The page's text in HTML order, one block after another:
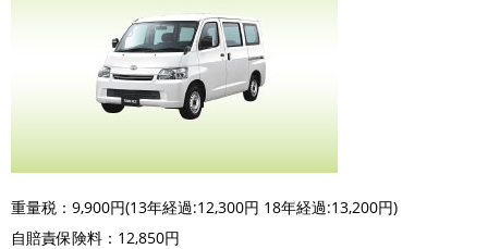
重量税：9,900円(13年経過:12,300円 18年経過:13,200円)
自賠責保険料：12,850円